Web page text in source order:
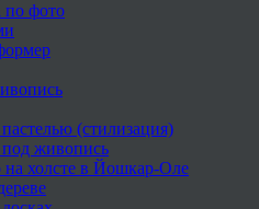
по фото
(стилизация)
живопись
на холсте в Йошкар-Оле